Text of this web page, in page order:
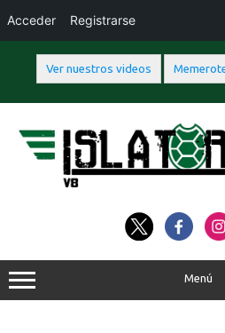
Ver nuestros videos
contenido
Menú
Acceder Registrarse